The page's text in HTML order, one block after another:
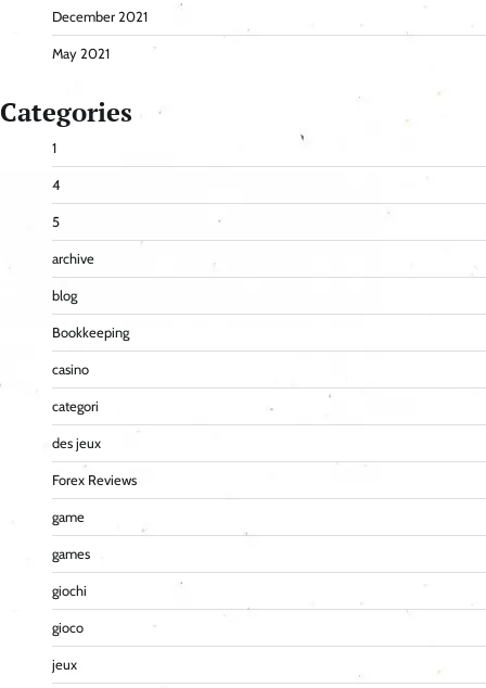
December 2021
May 2021
Categories
1
4
5
archive
blog
Bookkeeping
casino
categori
des jeux
Forex Reviews
game
games
giochi
gioco
jeux